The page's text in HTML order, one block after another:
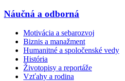
Náučná a odborná
Motivácia a sebarozvoj
Biznis a manažment
Humanitné a spoločenské vedy
História
Životopisy a reportáže
Vzťahy a rodina